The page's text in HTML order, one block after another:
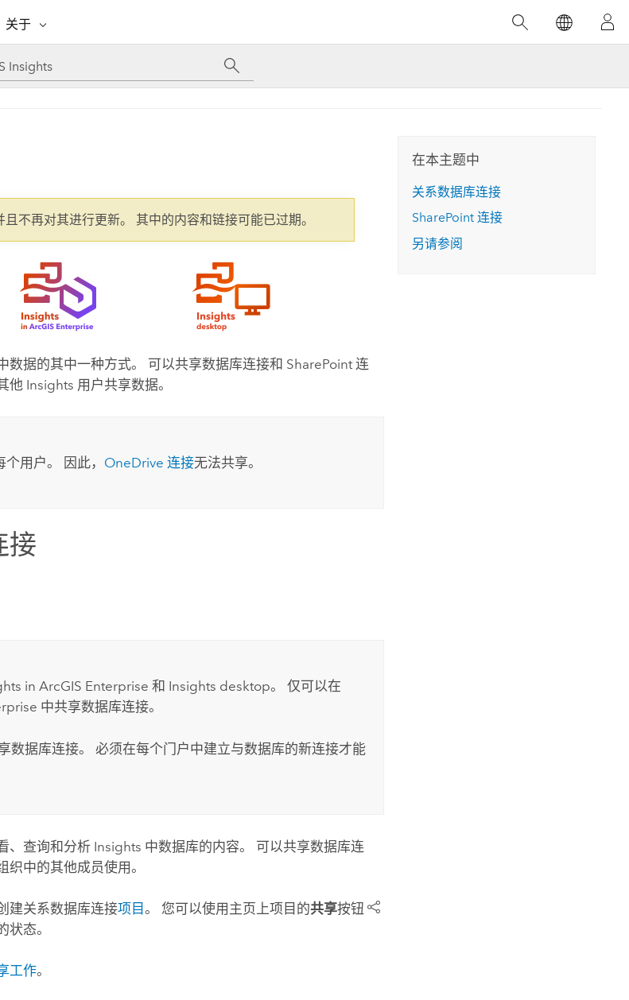
据
用户类型
Esri 产品、合作伙伴产品和开发
了解 ArcGIS Pro
ArcGIS Pro 是 Esri 出品的全球领先的 GIS 桌
代化、有弹性且可持续发展
和运营的地理方法有助于领导
工程与周围环境的关系。
自助服务
地理空间卓越之旅
My Esri
联系支持部门
空间数据科学：提升分析能力
在这门导师授课式课程中，我们将探索如何
GIS 创新
ArcUser
ArcWatch
当地图成为关键时刻的救命稻草
在巴西 2024 年遭遇历史性大洪水期间，专门
关于
关于 ESRI
关于 Esri
招贤纳士
联系我们
什么是 GIS？
数字孪生体
推荐书籍
且不再对其进行更新。 其中的内容和链接可能已过期。
数据的其中一种方式。 可以共享数据库连接和 SharePoint 连
他 Insights 用户共享数据。
用户。 因此， OneDrive 连接无法共享。
接
in ArcGIS Enterprise 和 Insights desktop。 仅可以在
中共享数据库连接。
数据库连接。 必须在每个门户中建立与数据库的新连接才能
、查询和分析 Insights 中数据库的内容。 可以共享数据库连
中的其他成员使用。
建关系数据库连接项目。 您可以使用主页上项目的共享按钮
状态。
工作。
在本主题中
关系数据库连接
SharePoint 连接
另请参阅